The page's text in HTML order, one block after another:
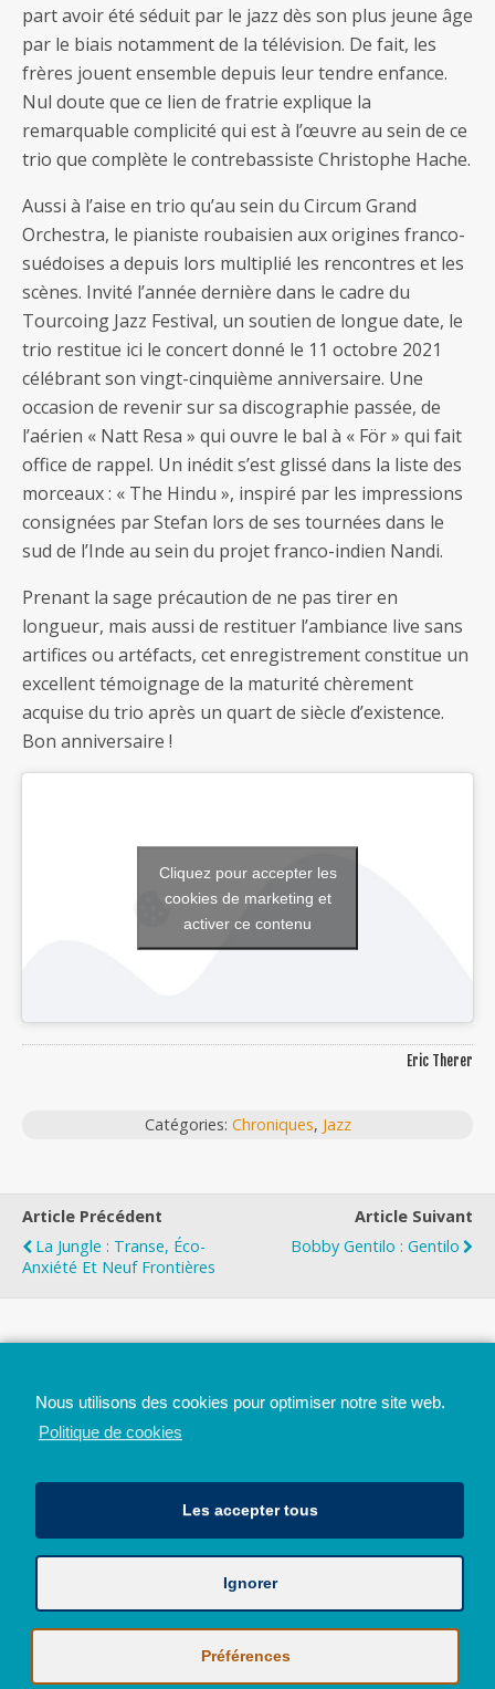
part avoir été séduit par le jazz dès son plus jeune âge
par le biais notamment de la télévision. De fait, les
frères jouent ensemble depuis leur tendre enfance.
Nul doute que ce lien de fratrie explique la
remarquable complicité qui est à l’œuvre au sein de ce
trio que complète le contrebassiste Christophe Hache.
Aussi à l’aise en trio qu’au sein du Circum Grand
Orchestra, le pianiste roubaisien aux origines franco-
suédoises a depuis lors multiplié les rencontres et les
scènes. Invité l’année dernière dans le cadre du
Tourcoing Jazz Festival, un soutien de longue date, le
trio restitue ici le concert donné le 11 octobre 2021
célébrant son vingt-cinquième anniversaire. Une
occasion de revenir sur sa discographie passée, de
l’aérien « Natt Resa » qui ouvre le bal à « För » qui fait
office de rappel. Un inédit s’est glissé dans la liste des
morceaux : « The Hindu », inspiré par les impressions
consignées par Stefan lors de ses tournées dans le
sud de l’Inde au sein du projet franco-indien Nandi.
Prenant la sage précaution de ne pas tirer en
longueur, mais aussi de restituer l’ambiance live sans
artifices ou artéfacts, cet enregistrement constitue un
excellent témoignage de la maturité chèrement
acquise du trio après un quart de siècle d’existence.
Bon anniversaire !
Cliquez pour accepter les
cookies de marketing et
activer ce contenu
Eric Therer
Catégories: Chroniques, Jazz
Article Précédent
La Jungle : Transe, Éco-
Anxiété Et Neuf Frontières
Article Suivant
Bobby Gentilo : Gentilo
Avec le soutien de la Province de Liège
© 2026 - Tous droits réservés - JazzMania
Politique en matière de confidentialité et de vie privée
Nous utilisons des cookies pour optimiser notre site web.
Politique de cookies
Les accepter tous
Ignorer
Préférences